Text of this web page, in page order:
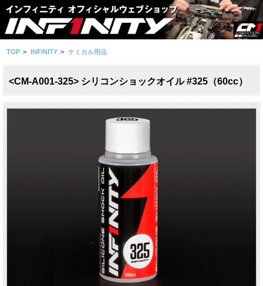
TOP > INFINITY > ケミカル用品
<CM-A001-325> シリコンショックオイル #325（60cc）